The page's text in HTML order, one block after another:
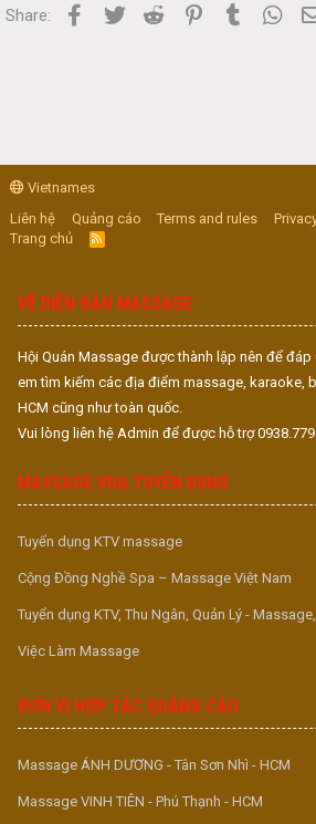
Share: Facebook
Twitter Reddit PinterestTumblr
Vietnames
Liên hệ
Quảng cáo Terms and rules
Trang chủ
R
S
VỀ DIỄN ĐÀN MASSAGE
Hội Quán Massage được thành lập nên để đáp
em tìm kiếm các địa điểm massage, karaoke,
HCM cũng như toàn quốc.
Vui lòng liên hệ Admin để được hỗ trợ
MASSAGE VUA TUYỂN DỤNG
Tuyển dụng KTV massage
Cộng Đồng Nghề Spa – Massage Việt Nam
Tuyển dụng KTV, Thu Ngân, Quản Lý -
Việc Làm Massage
ĐƠN VỊ HỢP TÁC QUẢNG CÁO
Massage ÁNH DƯƠNG - Tân Sơn Nhì - HCM
Massage VINH TIÊN - Phú Thạnh - HCM